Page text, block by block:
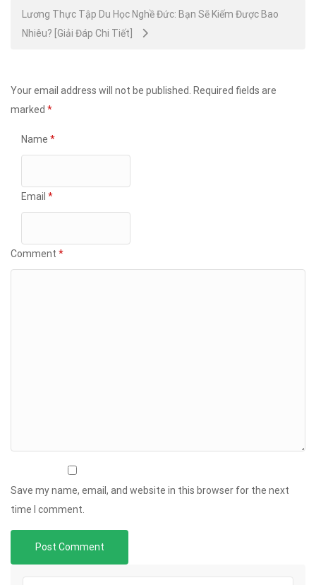
Lương Thực Tập Du Học Nghề Đức: Bạn Sẽ Kiếm Được Bao
Nhiêu? [Giải Đáp Chi Tiết]
Your email address will not be published.
Required fields are
marked *
Name *
Email *
Comment *
Save my name, email, and website in this browser for the next
time I comment.